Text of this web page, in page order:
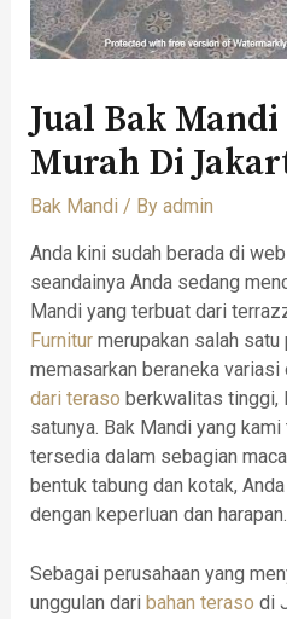
Jual Bak
Murah Di
Bak Mandi / By admin
Anda kini sudah berada di
seandainya Anda sedang
Mandi yang terbuat dari
Furniturmerupakan salah satu
memasarkan beraneka variasi
dari teraso berkwalitas tinggi,
satunya. Bak Mandi yang
tersedia dalam sebagian
bentuk tabung dan kotak,
dengan keperluan dan harapan.
Sebagai perusahaan yang
unggulan dari bahan teraso di